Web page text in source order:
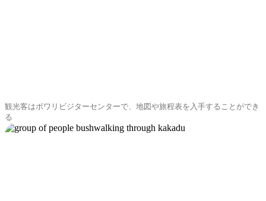
観光客はボワリビジターセンターで、地図や旅程表を入手することができ
る